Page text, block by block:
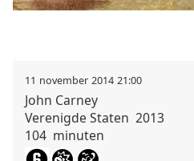
11 november 2014 21:00
John Carney
Verenigde Staten 2013
104 minuten